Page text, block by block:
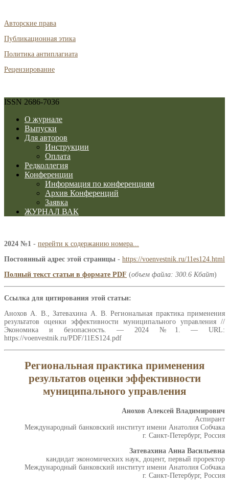
Авторские права
Публикационная этика
Политика антиплагиата
Рецензирование
ISSN 2686-7036
О журнале
Выпуски
Для авторов
Инструкции
Оплата
Редколлегия
Конференции
Информация по конференциям
Архив Конференций
Заявка
ЖУРНАЛ ВАК
2024 №1 - перейти к содержанию номера...
Постоянный адрес этой страницы - https://voenvestnik.ru/11es124.html
Полный текст статьи в формате PDF (объем файла: 300.6 Кбайт)
Ссылка для цитирования этой статьи:
Анохов А. В., Затевахина А. В. Региональная практика применения
результатов оценки эффективности муниципального управления //
Экономика и безопасность. — 2024 №1. — URL:
https://voenvestnik.ru/PDF/11ES124.pdf
Региональная практика применения
результатов оценки эффективности
муниципального управления
Анохов Алексей Владимирович
Аспирант
Международный банковский институт имени Анатолия Собчака
г. Санкт-Петербург, Россия
Затевахина Анна Васильевна
кандидат экономических наук, доцент, первый проректор
Международный банковский институт имени Анатолия Собчака
г. Санкт-Петербург, Россия